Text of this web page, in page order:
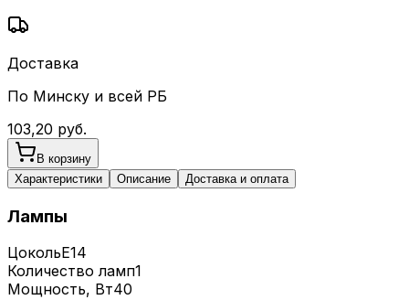
Доставка
По Минску и всей РБ
103,20 руб.
В корзину
Характеристики
Описание Доставка и оплата
Лампы
ЦокольE14
Количество ламп1
Мощность, Вт40